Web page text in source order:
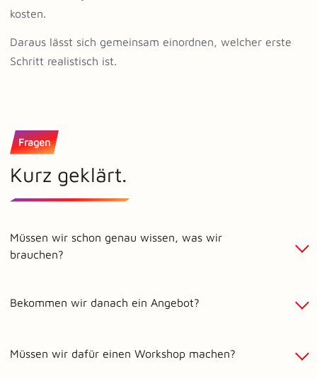
kosten.
Daraus lässt sich gemeinsam einordnen, welcher erste
Schritt realistisch ist.
Fragen
Kurz geklärt.
Müssen wir schon genau wissen, was wir
brauchen?
Bekommen wir danach ein Angebot?
Müssen wir dafür einen Workshop machen?